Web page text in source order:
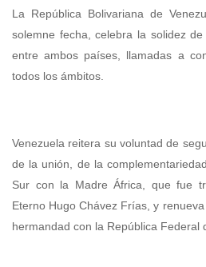
La República Bolivariana de
solemne fecha, celebra la solidez
entre ambos países, llamadas a
todos los ámbitos.
Venezuela reitera su voluntad de
de la unión, de la
Sur con la Madre África, que fue
Eterno Hugo Chávez Frías, y
hermandad con la República Federal